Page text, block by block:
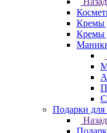
Кремы
Кремы
Подарки для
Назад